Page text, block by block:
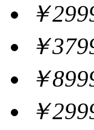
￥
￥
￥
￥